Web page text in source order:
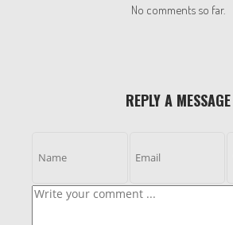
No comments so far.
REPLY A MESSAGE